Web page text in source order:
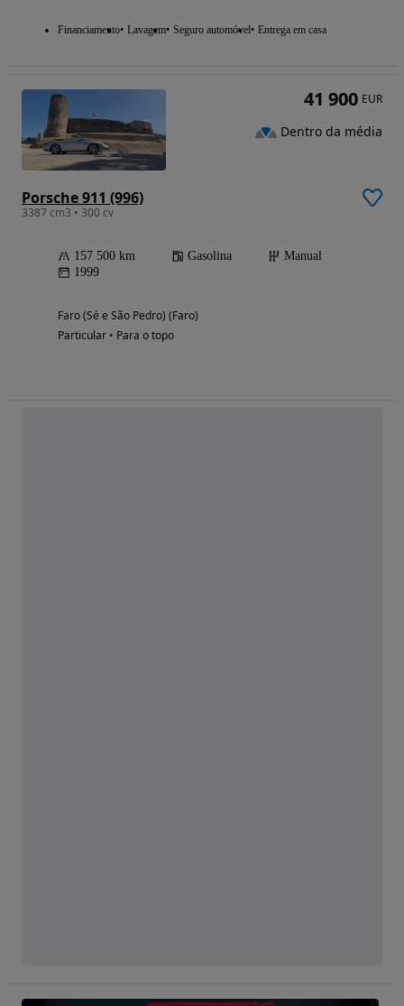
Financiamento Lavagem Seguro automóvel Entrega em casa
Porsche 911 (996)
3387 cm3 • 300 cv
157 500 km Gasolina
Manual
1999
Faro (Sé e São Pedro) (Faro)
Particular • Para o topo
41 900 EUR
Dentro da média